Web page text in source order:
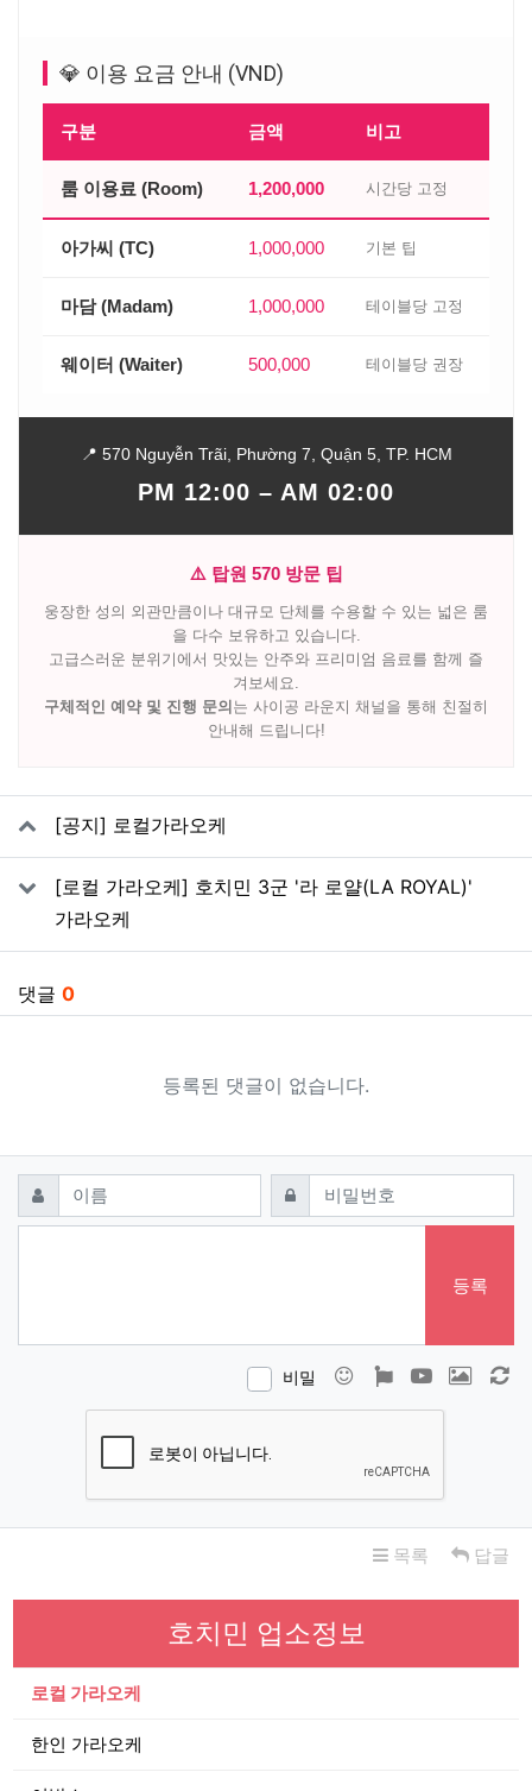
💎 이용 요금 안내 (VND)
구분 금액 비고
룸 이용료 (Room) 1,200,000 시간당 고정
아가씨 (TC) 1,000,000 기본 팁
마담 (Madam) 1,000,000 테이블당 고정
웨이터 (Waiter) 500,000 테이블당 권장
📍 570 Nguyễn Trãi, Phường 7, Quận 5, TP. HCM
PM 12:00 – AM 02:00
⚠️ 탑원 570 방문 팁
웅장한 성의 외관만큼이나 대규모 단체를 수용할 수 있는 넓은 룸
을 다수 보유하고 있습니다.
고급스러운 분위기에서 맛있는 안주와 프리미엄 음료를 함께 즐
겨보세요.
구체적인 예약 및 진행 문의 는 사이공 라운지 채널을 통해 친절히
안내해 드립니다!
관련자료
[공지] 로컬가라오케
[로컬 가라오케] 호치민 3군 '라 로얄(LA ROYAL)'
가라오케
댓글 0
등록된 댓글이 없습니다.
댓글쓰기
이름 필수 비밀번호필수
등록
비밀 이모티콘폰트어썸
동영상 이미지
목록 답글
호치민 업소정보
로컬 가라오케
한인 가라오케